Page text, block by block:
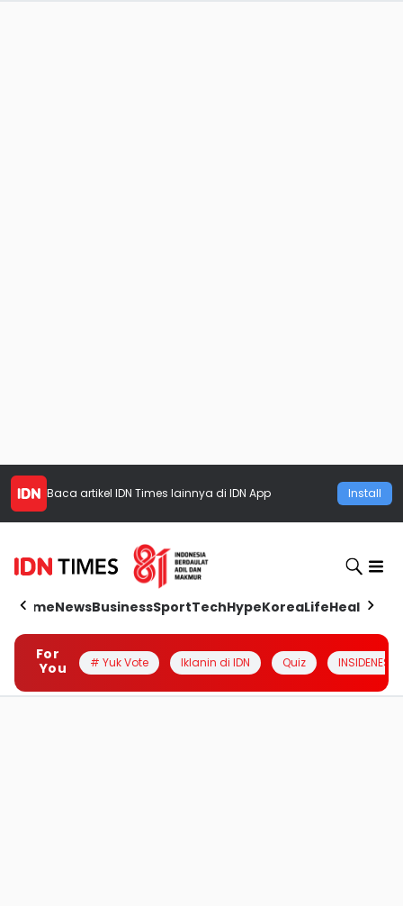
Baca artikel IDN Times lainnya di IDN App Install
HomeNewsBusinessSportTechHypeKoreaLifeHealth
For
You
# Yuk Vote Iklanin di IDN Quiz INSIDENESIA